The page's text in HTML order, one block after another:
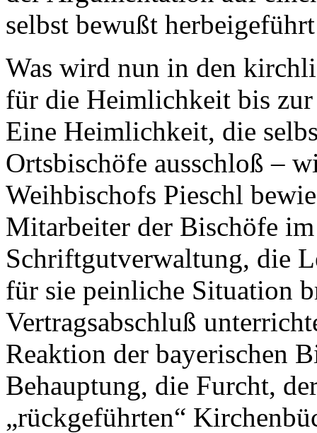
selbst bewußt
Was wird nun in den
für die Heimlichkeit bis
Eine Heimlichkeit, die
Ortsbischöfe ausschloß –
Weihbischofs Pieschl
Mitarbeiter der Bischöfe
Schriftgutverwaltung, die
für sie peinliche Situation
Vertragsabschluß
Reaktion der bayerischen
Behauptung, die Furcht,
„rückgeführten“